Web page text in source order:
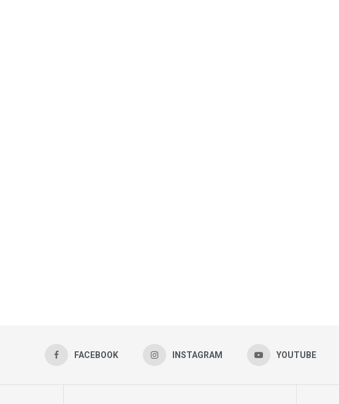
FACEBOOK INSTAGRAM YOUTUBE